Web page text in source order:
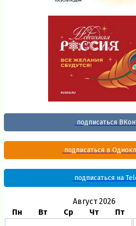
подписаться
подписаться в
подписаться на
Август 2026
Пн
Вт Ср Чт Пт